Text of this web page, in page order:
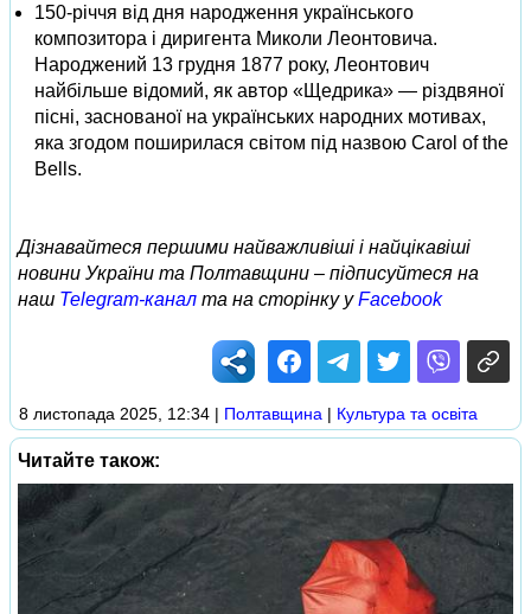
150‑річчя від дня народження українського
композитора і диригента Миколи Леонтовича.
Народжений 13 грудня 1877 року, Леонтович
найбільше відомий, як автор «Щедрика» — різдвяної
пісні, заснованої на українських народних мотивах,
яка згодом поширилася світом під назвою Carol of the
Bells.
Дізнавайтеся першими найважливіші і найцікавіші
новини України та Полтавщини – підписуйтеся на
наш Telegram-канал та на сторінку уFacebook
8 листопада 2025, 12:34 | Полтавщина | Культура та освіта
Читайте також: